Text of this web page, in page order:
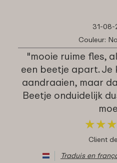
31-08-
Couleur:
"mooie ruime fles,
een beetje apart. Je
aandraaien, maar
Beetje onduidelijk
★★★
★★★
Client
Traduis en